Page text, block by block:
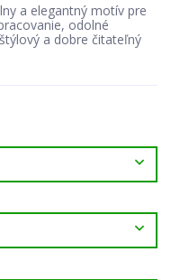
a elegantný motív pre
odolné
a dobre čitateľný